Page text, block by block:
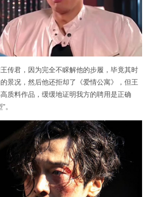
传君，因为完全不睬解他的步履，毕竟其时
景况，然后他还拒却了《爱情公寓》，但王
质料作品，缓缓地证明我方的聘用是正确
。